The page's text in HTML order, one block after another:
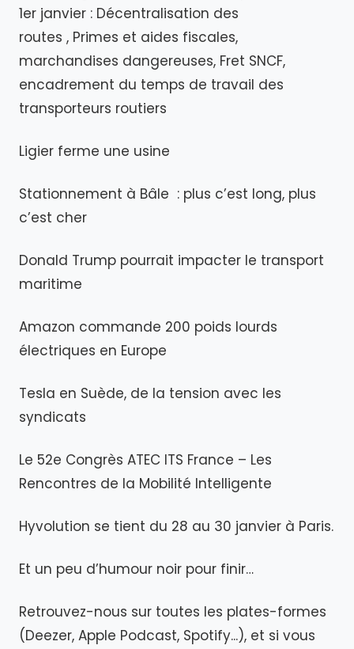
1er janvier : Décentralisation des
routes , Primes et aides fiscales,
marchandises dangereuses, Fret SNCF,
encadrement du temps de travail des
transporteurs routiers
Ligier ferme une usine
Stationnement à Bâle : plus c’est long, plus
c’est cher
Donald Trump pourrait impacter le transport
maritime
Amazon commande 200 poids lourds
électriques en Europe
Tesla en Suède, de la tension avec les
syndicats
Le 52e Congrès ATEC ITS France – Les
Rencontres de la Mobilité Intelligente
Hyvolution se tient du 28 au 30 janvier à Paris.
Et un peu d’humour noir pour finir…
Retrouvez-nous sur toutes les plates-formes
(Deezer, Apple Podcast, Spotify...), et si vous